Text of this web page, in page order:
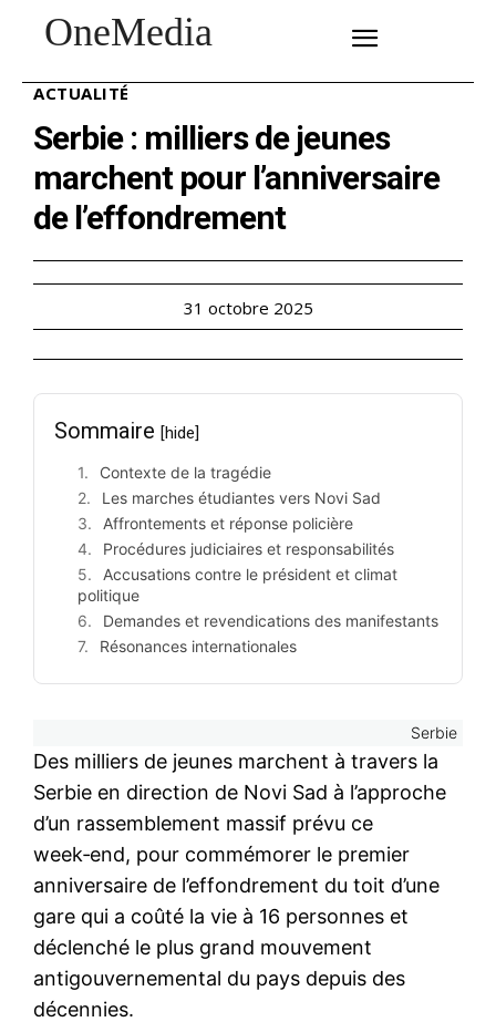
OneMedia
ACTUALITÉ
Serbie : milliers de jeunes
marchent pour l’anniversaire
de l’effondrement
31 octobre 2025
Sommaire [hide]
Contexte de la tragédie
Les marches étudiantes vers Novi Sad
Affrontements et réponse policière
Procédures judiciaires et responsabilités
Accusations contre le président et climat
politique
Demandes et revendications des manifestants
Résonances internationales
Serbie
Des milliers de jeunes marchent à travers la
Serbie en direction de Novi Sad à l’approche
d’un rassemblement massif prévu ce
week‑end, pour commémorer le premier
anniversaire de l’effondrement du toit d’une
gare qui a coûté la vie à 16 personnes et
déclenché le plus grand mouvement
antigouvernemental du pays depuis des
décennies.